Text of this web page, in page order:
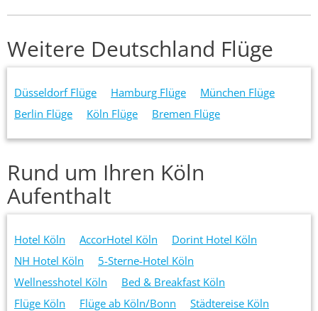
Weitere Deutschland Flüge
Düsseldorf Flüge Hamburg Flüge
München Flüge
Berlin Flüge
Köln Flüge Bremen Flüge
Rund um Ihren Köln
Aufenthalt
Hotel Köln AccorHotel Köln
Dorint Hotel Köln
NH Hotel Köln
5-Sterne-Hotel Köln
Wellnesshotel Köln
Bed & Breakfast Köln
Flüge Köln
Flüge ab Köln/Bonn
Städtereise Köln